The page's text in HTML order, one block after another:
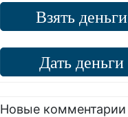
Взять деньги
Дать деньги
Новые комментарии